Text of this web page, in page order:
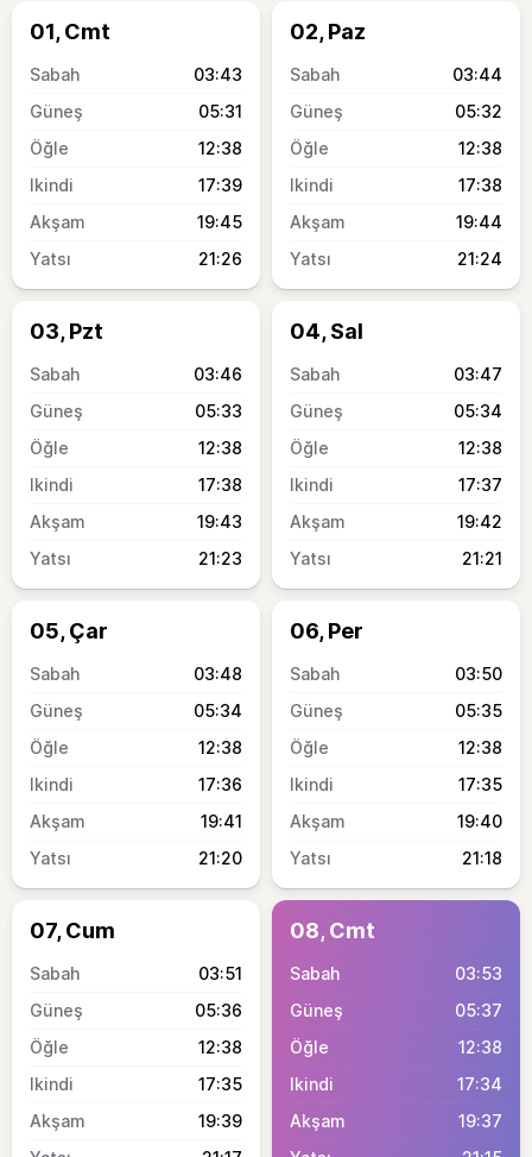
01, Cmt
03:43
05:31
12:38
17:39
19:45
21:26
02, Paz
03:44
05:32
12:38
17:38
19:44
21:24
03, Pzt
03:46
05:33
12:38
17:38
19:43
21:23
04, Sal
03:47
05:34
12:38
17:37
19:42
21:21
05, Çar
03:48
05:34
12:38
17:36
19:41
21:20
06, Per
03:50
05:35
12:38
17:35
19:40
21:18
07, Cum
03:51
05:36
12:38
17:35
19:39
08, Cmt
03:53
05:37
12:38
17:34
19:37